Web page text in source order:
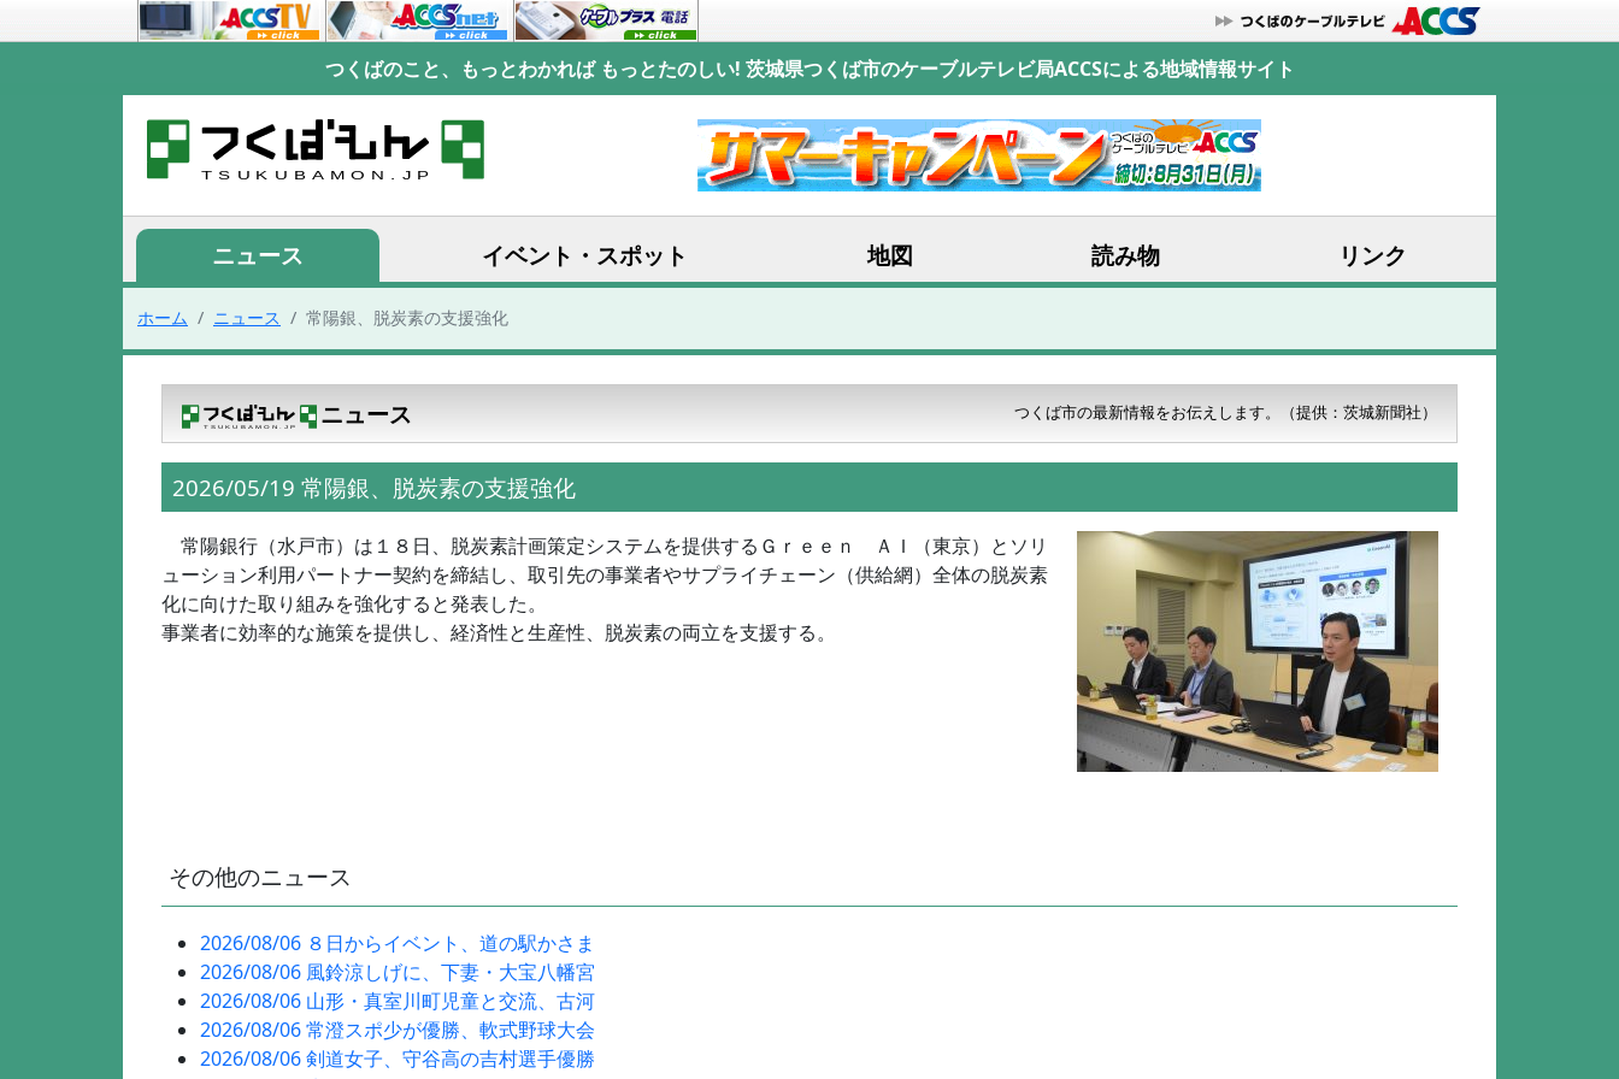
つくばのこと、もっとわかれば もっとたのしい! 茨城県つくば市のケーブルテレビ局ACCSによる地域情報サイト
ニュース イベント・スポット 地図 読み物 リンク
ホーム ニュース 常陽銀、脱炭素の支援強化
ニュース つくば市の最新情報をお伝えします。 （提供：茨城新聞社）
2026/05/19 常陽銀、脱炭素の支援強化
常陽銀行（水戸市）は１８日、脱炭素計画策定システムを提供するＧｒｅｅｎ ＡＩ（東京）とソリ
ューション利用パートナー契約を締結し、取引先の事業者やサプライチェーン（供給網）全体の脱炭素
化に向けた取り組みを強化すると発表した。
事業者に効率的な施策を提供し、経済性と生産性、脱炭素の両立を支援する。
その他のニュース
2026/08/06 ８日からイベント、道の駅かさま
2026/08/06 風鈴涼しげに、下妻・大宝八幡宮
2026/08/06 山形・真室川町児童と交流、古河
2026/08/06 常澄スポ少が優勝、軟式野球大会
2026/08/06 剣道女子、守谷高の吉村選手優勝